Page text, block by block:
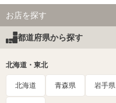
お店を探す
都道府県から探す
北海道・東北
北海道 青森県 岩手県